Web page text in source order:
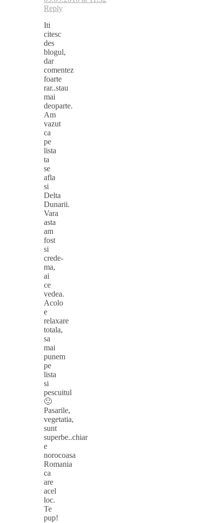
Reply
Iti
citesc
des
blogul,
dar
comentez
foarte
rar..stau
mai
deoparte.
Am
vazut
ca
pe
lista
ta
se
afla
si
Delta
Dunarii.
Vara
asta
am
fost
si
crede-
ma,
ai
ce
vedea.
Acolo
e
relaxare
totala,
sa
mai
punem
pe
lista
si
pescuitul
🙂
Pasarile,
vegetatia,
sunt
superbe..chiar
e
norocoasa
Romania
ca
are
acel
loc.
Te
pup!